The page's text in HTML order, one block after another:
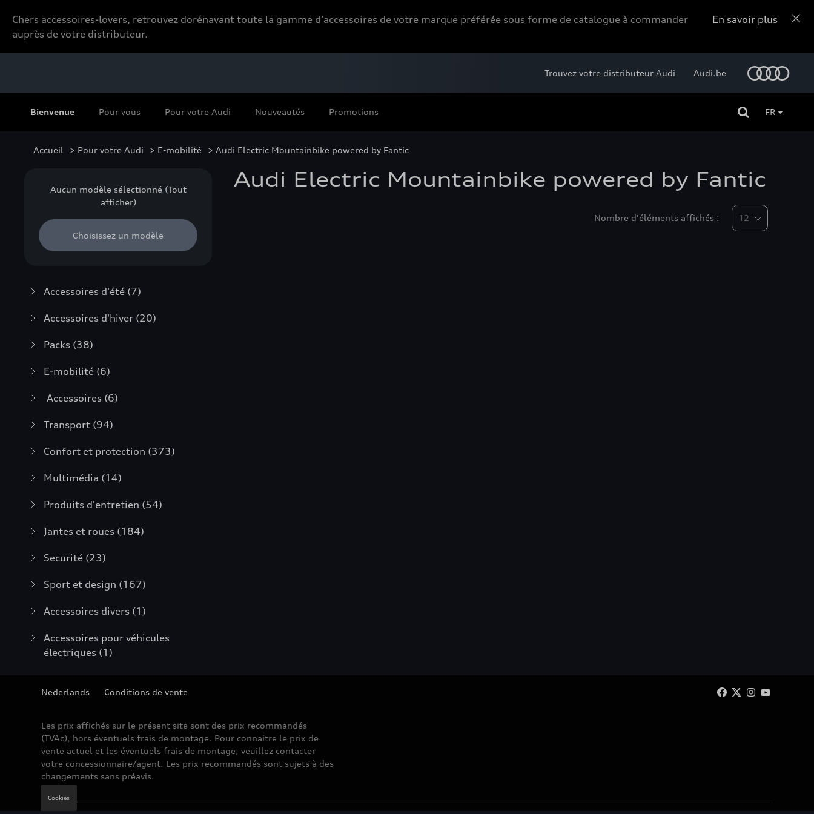
Chers accessoires-lovers, retrouvez dorénavant toute la gamme d’accessoires de votre marque préférée sous forme de catalogue à commander
auprès de votre distributeur.
En savoir plus
Bienvenue Pour vous Pour votre Audi Nouveautés Promotions
Trouvez votre distributeur Audi Audi.be
FR
Accueil > Pour votre Audi > E-mobilité > Audi Electric Mountainbike powered by Fantic
Aucun modèle sélectionné (Tout
afficher)
Choisissez un modèle
Accessoires d'été (7)
Accessoires d'hiver (20)
Packs (38)
E-mobilité (6)
Accessoires (6)
Transport (94)
Confort et protection (373)
Multimédia (14)
Produits d'entretien (54)
Jantes et roues (184)
Securité (23)
Sport et design (167)
Accessoires divers (1)
Accessoires pour véhicules
électriques (1)
Audi Electric Mountainbike powered by Fantic
Nombre d'éléments affichés :
Nederlands Conditions de vente
Les prix affichés sur le présent site sont des prix recommandés
(TVAc), hors éventuels frais de montage. Pour connaitre le prix de
vente actuel et les éventuels frais de montage, veuillez contacter
votre concessionnaire/agent. Les prix recommandés sont sujets à des
changements sans préavis.
Cookies